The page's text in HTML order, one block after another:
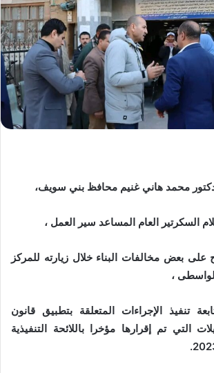
محمد هاني غنيم محافظ بني سويف،
السكرتير العام المساعد سير العمل ،
بعض مخالفات البناء خلال زيارته للمركز
،
تنفيذ الإجراءات المتعلقة بتطبيق قانون
التي تم إقرارها مؤخرا باللائحة التنفيذية